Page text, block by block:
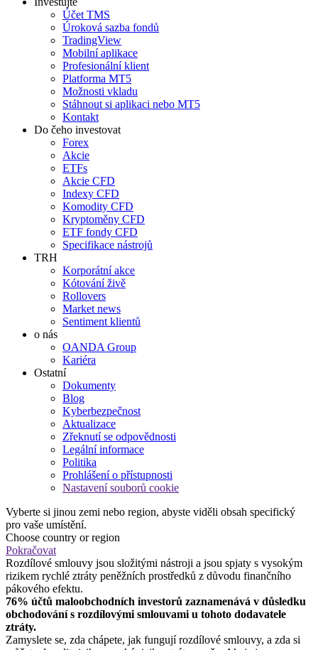
Účet TMS
Úroková sazba fondů
TradingView
Mobilní aplikace
Profesionální klient
Platforma MT5
Možnosti vkladu
Stáhnout si aplikaci nebo MT5
Kontakt
Do čeho investovat
Forex
Akcie
ETFs
Akcie CFD
Indexy CFD
Komodity CFD
Kryptoměny CFD
ETF fondy CFD
Specifikace nástrojů
TRH
Korporátní akce
Kótování živě
Rollovers
Market news
Sentiment klientů
o nás
OANDA Group
Kariéra
Ostatní
Dokumenty
Blog
Kyberbezpečnost
Aktualizace
Zřeknutí se odpovědnosti
Legální informace
Politika
Prohlášení o přístupnosti
Nastavení souborů cookie
Vyberte si jinou zemi nebo region, abyste viděli obsah specifický
pro vaše umístění.
Choose country or region
Pokračovat
Rozdílové smlouvy jsou složitými nástroji a jsou spjaty s vysokým
rizikem rychlé ztráty peněžních prostředků z důvodu finančního
pákového efektu.
76% účtů maloobchodních investorů zaznamenává v důsledku
obchodování s rozdílovými smlouvami u tohoto dodavatele
ztráty.
Zamyslete se, zda chápete, jak fungují rozdílové smlouvy, a zda si